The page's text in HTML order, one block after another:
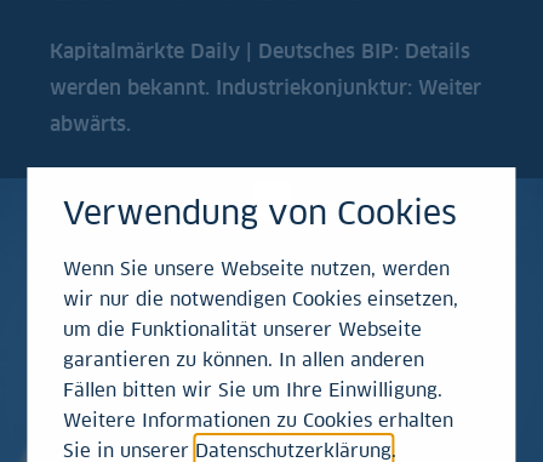
Kapitalmärkte Daily | Deutsches BIP: Details
werden bekannt. Industriekonjunktur: Weiter
abwärts.
Verwendung von Cookies
Wenn Sie unsere Webseite nutzen, werden
wir nur die notwendigen Cookies einsetzen,
um die Funktionalität unserer Webseite
garantieren zu können. In allen anderen
Fällen bitten wir Sie um Ihre Einwilligung.
Weitere Informationen zu Cookies erhalten
Sie in unserer Datenschutzerklärung